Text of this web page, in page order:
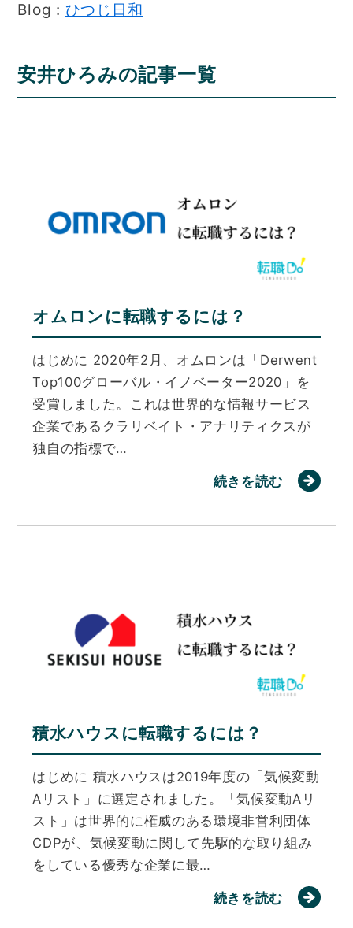
Blog : ひつじ日和
安井ひろみの記事一覧
オムロンに転職するには？
はじめに 2020年2月、オムロンは「Derwent
Top100グローバル・イノベーター2020」を
受賞しました。これは世界的な情報サービス
企業であるクラリベイト・アナリティクスが
独自の指標で…
続きを読む
積水ハウスに転職するには？
はじめに 積水ハウスは2019年度の「気候変動
Aリスト」に選定されました。「気候変動Aリ
スト」は世界的に権威のある環境非営利団体
CDPが、気候変動に関して先駆的な取り組み
をしている優秀な企業に最…
続きを読む